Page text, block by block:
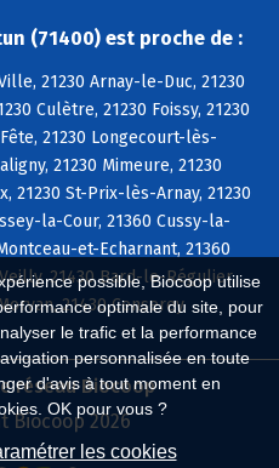
possible, Biocoop utilise
optimale du site, pour
le trafic et la performance
personnalisée en toute
d'avis à tout moment en
OK pour vous ?
les cookies
(71400) est proche de :
21230 Arnay-le-Duc, 21230
Culètre, 21230 Foissy, 21230
Fête, 21230 Longecourt-lès-
21230 Mimeure, 21230
21230 St-Prix-lès-Arnay, 21230
la-Cour, 21360 Cussy-la-
et-Echarnant, 21360
21430 Bard-le-Régulier,
21430 Censerey
réseau Biocoop
Biocoop 2026